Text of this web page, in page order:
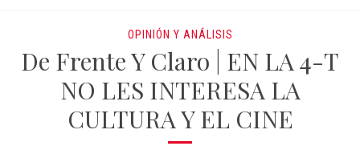
OPINIÓN Y ANÁLISIS
De Frente Y Claro | EN LA 4-T
NO LES INTERESA LA
CULTURA Y EL CINE